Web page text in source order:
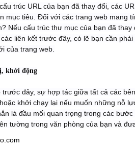
trúc URL của bạn đã thay đổi, các
mục tiêu. Đối với các trang web mang
Nếu cấu trúc thư mục của bạn đã
liên kết trước đây, có lẽ bạn cần
của trang web.
khởi động
trước đây, sự hợp tác giữa tất cả các
khởi chạy lại nếu muốn những nỗ
là đầu mối quan trọng trong các
tường trong văn phòng của bạn và